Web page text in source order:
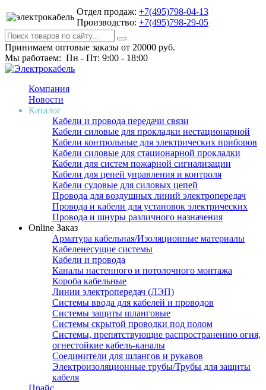
Отдел продаж: +7(495)798-04-13
Производство: +7(495)798-29-05
Принимаем оптовые заказы от 20000 руб.
Мы работаем: Пн - Пт: 9:00 - 18:00
Компания
Новости
Каталог
Кабели и провода передачи связи
Кабели силовые для прокладки нестационарной
Кабели контрольные для электрических приборов
Кабели силовые для стационарной прокладки
Кабели для систем пожарной сигнализации
Кабели для цепей управления и контроля
Кабели судовые для силовых цепей
Провода для воздушных линий электропередач
Провода и кабели для установок электрических
Провода и шнуры различного назначения
Online Заказ
Арматура кабельная/Изоляционные материалы
Кабеленесущие системы
Кабели и провода
Каналы настенного и потолочного монтажа
Короба кабельные
Линии электропередач (ЛЭП)
Системы ввода для кабелей и проводов
Системы защиты шланговые
Системы скрытой проводки под полом
Системы, препятствующие распространению огня,
огнестойкие кабель-каналы
Соединители для шлангов и рукавов
Электроизоляционные трубы/Трубы для защиты
кабеля
Прайс